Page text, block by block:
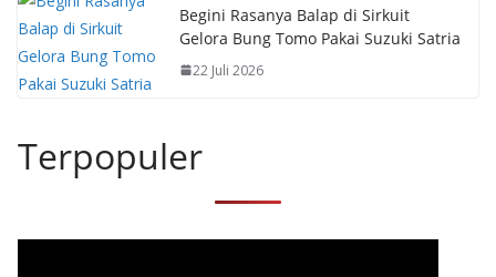
Begini Rasanya Balap di Sirkuit
Gelora Bung Tomo Pakai Suzuki Satria
22 Juli 2026
Terpopuler